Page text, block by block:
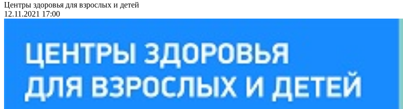
Центры здоровья для взрослых и детей
12.11.2021 17:00